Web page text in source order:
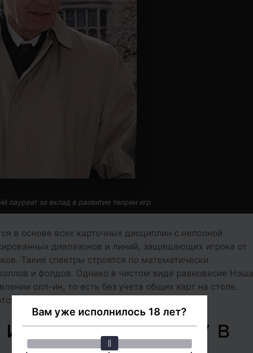
за вклад в развитие теории игр
в основе всех карточных дисциплин с неполной
диапазонов и линий, защищающих игрока от
Такие спектры строятся по математически
и фолдов. Однако в чистом виде равновесие Нэша
олл-ин, то есть без учета общих карт на столе.
в поздних стадиях турниров.
чартов по Нэшу в
Вам уже исполнилось 18 лет?